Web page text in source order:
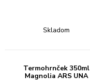
Skladom
Termohrnček 350ml
Magnolia ARS UNA